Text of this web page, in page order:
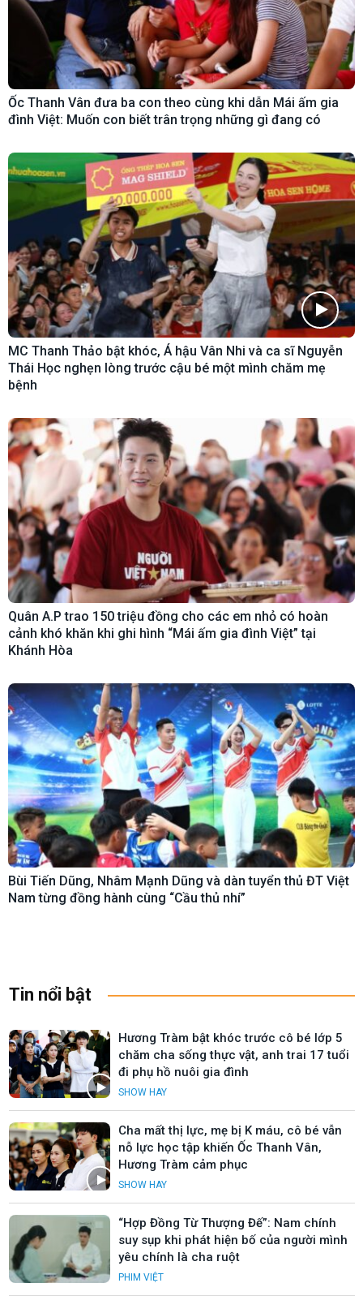
Ốc Thanh Vân đưa ba con theo cùng khi dẫn Mái ấm gia
đình Việt: Muốn con biết trân trọng những gì đang có
MC Thanh Thảo bật khóc, Á hậu Vân Nhi và ca sĩ Nguyễn
Thái Học nghẹn lòng trước cậu bé một mình chăm mẹ
bệnh
Quân A.P trao 150 triệu đồng cho các em nhỏ có hoàn
cảnh khó khăn khi ghi hình “Mái ấm gia đình Việt” tại
Khánh Hòa
Bùi Tiến Dũng, Nhâm Mạnh Dũng và dàn tuyển thủ ĐT Việt
Nam từng đồng hành cùng “Cầu thủ nhí”
Tin nổi bật
Hương Tràm bật khóc trước cô bé lớp 5
chăm cha sống thực vật, anh trai 17 tuổi
đi phụ hồ nuôi gia đình
SHOW HAY
Cha mất thị lực, mẹ bị K máu, cô bé vẫn
nỗ lực học tập khiến Ốc Thanh Vân,
Hương Tràm cảm phục
SHOW HAY
“Hợp Đồng Từ Thượng Đế”: Nam chính
suy sụp khi phát hiện bố của người mình
yêu chính là cha ruột
PHIM VIỆT